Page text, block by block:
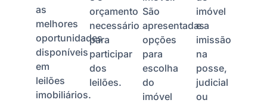
as
melhores
oportunidades
disponíveis
em
leilões
imobiliários.
orçamento
necessário
para
participar
dos
leilões.
São
apresentadas
opções
para
escolha
do
imóvel
imóvel
e a
imissão
na
posse,
judicial
ou